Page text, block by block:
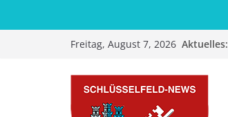
Freitag, August 7, 2026 Aktuelles: